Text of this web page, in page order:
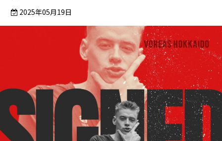
2025年05月19日